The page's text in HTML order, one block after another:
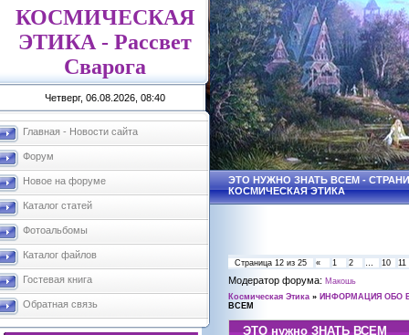
КОСМИЧЕСКАЯ
ЭТИКА - Рассвет
Сварога
Четверг, 06.08.2026, 08:40
Главная - Новости сайта
Форум
Новое на форуме
Каталог статей
Фотоальбомы
Каталог файлов
Гостевая книга
Обратная связь
ЭТО НУЖНО ЗНАТЬ ВСЕМ -
КОСМИЧЕСКАЯ ЭТИКА
Страница 12 из 25 « 1 2 … 10 11
Модератор форума: Макошь
Космическая Этика » ИНФОРМАЦИЯ ОБО
ВСЕМ
ЭТО нужно ЗНАТЬ ВСЕМ